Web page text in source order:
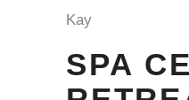
Kay
SPA